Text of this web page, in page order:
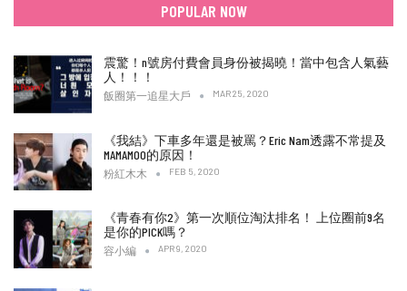
POPULAR NOW
震驚！n號房付費會員身份被揭曉！當中包含人氣藝
人！！！
飯圈第一追星大戶 MAR 25, 2020
《我結》下車多年還是被罵？Eric Nam透露不常提及
MAMAMOO的原因！
粉紅木木 FEB 5, 2020
《青春有你2》第一次順位淘汰排名！ 上位圈前9名
是你的PICK嗎？
容小編 APR 9, 2020